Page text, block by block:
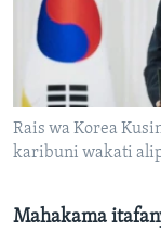
Rais wa Korea
karibuni wakati
Mahakama